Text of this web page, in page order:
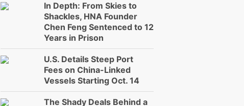
In Depth: From Skies to
Shackles, HNA Founder
Chen Feng Sentenced to 12
Years in Prison
U.S. Details Steep Port
Fees on China-Linked
Vessels Starting Oct. 14
The Shady Deals Behind a